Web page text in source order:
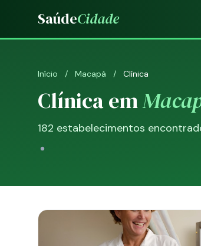
SaúdeCidade
Início / Macapá / Clínica
Clínica em
182 estabelecimentos